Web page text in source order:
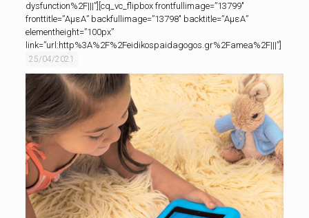
dysfunction%2F|||”][cq_vc_flipbox frontfullimage=”13799″
fronttitle=”ΑμεΑ” backfullimage=”13798″ backtitle=”ΑμεΑ”
elementheight=”100px”
link=”url:http%3A%2F%2Feidikospaidagogos.gr%2Famea%2F|||”]
25/04/2021